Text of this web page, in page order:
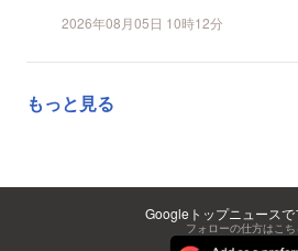
2026年08月05日 10時12分
もっと見る
Googleトップニュースで
フォローの仕方はこち